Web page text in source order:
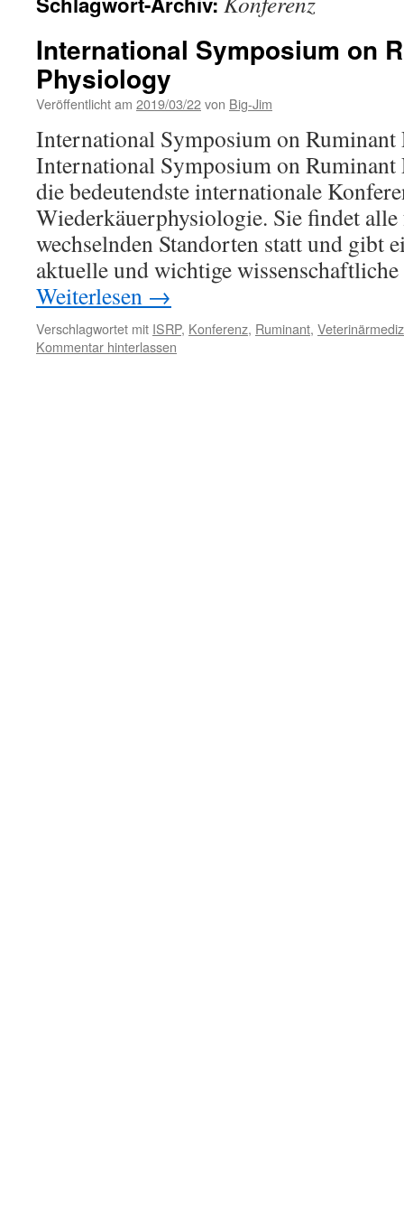
International Symposium on
Physiology
Veröffentlicht am 2019/03/22von Big-Jim
International Symposium on Ruminant
International Symposium on
die bedeutendste internationale
Wiederkäuerphysiologie. Sie findet
wechselnden Standorten statt und gibt
aktuelle und wichtige
Weiterlesen →
Verschlagwortet mit ISRP, Konferenz, Ruminant,
Kommentar hinterlassen